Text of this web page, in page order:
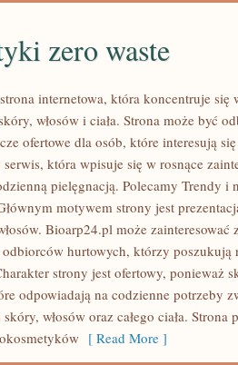
zero waste
internetowa, która koncentruje się
włosów i ciała. Strona może być
ofertowe dla osób, które interesują
która wpisuje się w rosnące
pielęgnacją. Polecamy Trendy i
motywem strony jest
Bioarp24.pl może zainteresować
hurtowych, którzy poszukują
strony jest ofertowy, ponieważ
odpowiadają na codzienne potrzeby
włosów oraz całego ciała. Strona
[ Read More ]